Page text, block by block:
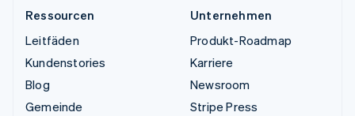
Ressourcen
Leitfäden
Kundenstories
Blog
Gemeinde
Unternehmen
Produkt-Roadmap
Karriere
Newsroom
Stripe Press